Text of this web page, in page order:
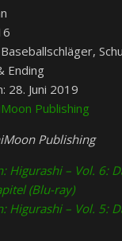
Ending
28. Juni 2019
Publishing
Publishing
Higurashi – Vol. 6:
(Blu-ray)
Higurashi – Vol. 5: